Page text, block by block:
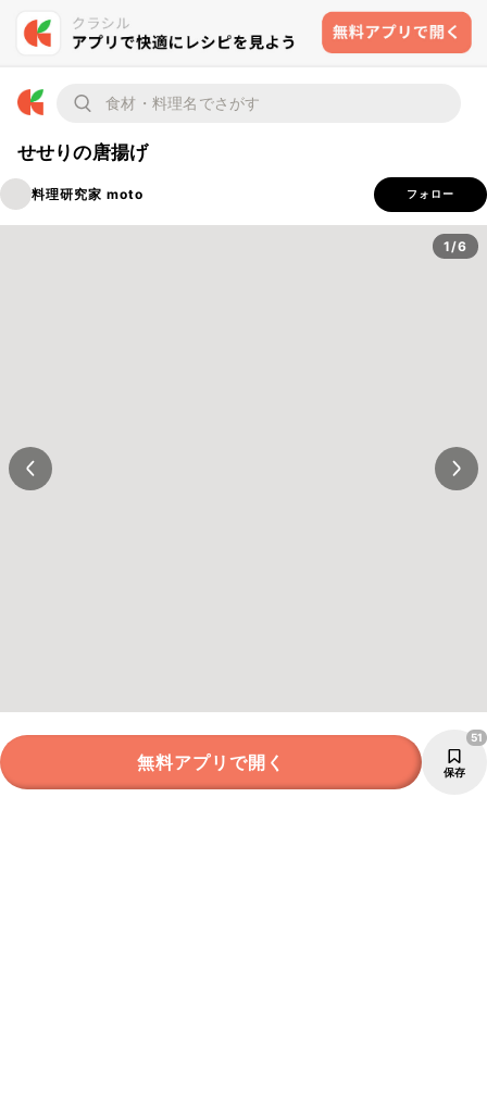
せせりの唐揚げ
料理研究家 moto フォロー
1/6
無料アプリで開く 保存
51